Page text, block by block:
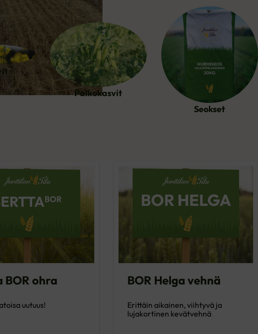
Palkokasvit
Seokset
BOR ohra
uutuus!
BOR Helga vehnä
Erittäin aikainen, viihtyvä ja
lujakortinen kevätvehnä